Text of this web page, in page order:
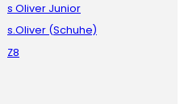
s Oliver Junior
s.Oliver (Schuhe)
Z8